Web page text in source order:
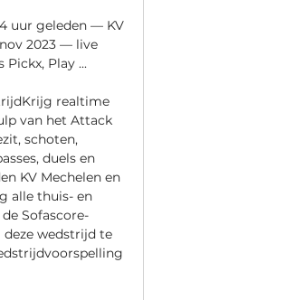
uur geleden — KV
nov 2023 — live
Play ...
realtime
van het Attack
schoten,
duels en
KV Mechelen en
alle thuis- en
Sofascore-
wedstrijd te